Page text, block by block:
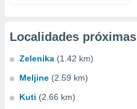
Localidades próximas
Zelenika (1.42 km)
Meljine (2.59 km)
Kuti (2.66 km)